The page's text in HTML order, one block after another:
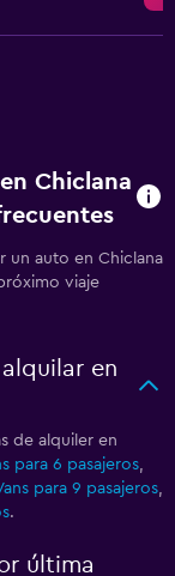
Chiclana
un auto en Chiclana
viaje
en
de alquiler en
para 6 pasajeros,
para 9 pasajeros,
.
última